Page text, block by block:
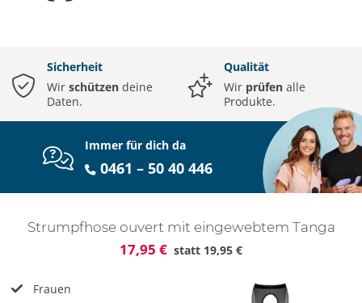
Sicherheit
Wir schützen deine
Daten.
Qualität
Wir prüfen alle
Produkte.
Immer für dich da
0461 – 50 40 446
Strumpfhose ouvert mit eingewebtem Tanga
17,95 € statt 19,95 €
Frauen